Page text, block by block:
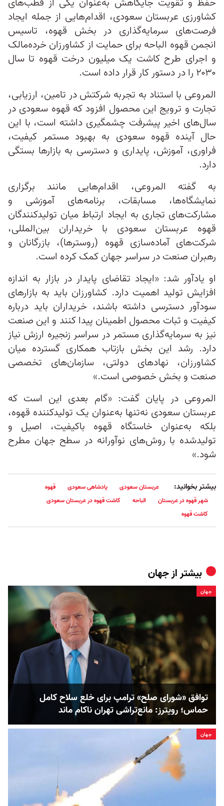
کشاورزی عربستان سعودی، اقدام‌هایی از جمله ایجاد
فرصت‌های سرمایه‌گذاری در بخش قهوه، تاسیس
انجمن قهوه الباحه برای حمایت از کشاورزان خرده‌مالک
و اجرای طرح کاشت یک میلیون درخت قهوه تا سال
۲۰۳۰ را در دستور کار قرار داده است.
المروعی با استناد به تجربه شرکتش در تامین، ارزیابی،
تجارت و ترویج این محصول افزود که قهوه سعودی در
سال‌های اخیر پیشرفت چشمگیری داشته است، با این
حال آینده قهوه سعودی به بهبود مستمر کیفیت،
فراوری، آموزش، پایداری و دسترسی به بازارها بستگی
دارد.
به گفته المروعی، اقدام‌هایی مانند برگزاری
نمایشگاه‌ها، مسابقات، برنامه‌های آموزشی و
مشارکت‌های تجاری به ایجاد ارتباط میان تولیدکنندگان
قهوه عربستان سعودی با خریداران بین‌المللی،
شرکت‌های آماده‌سازی قهوه (روسترها)، بازرگانان و
رهبران صنعت در سراسر جهان کمک کرده است.
او یادآور شد: «ایجاد تقاضای پایدار در بازار به اندازه
افزایش تولید اهمیت دارد. کشاورزان باید به بازارهای
سودآور دسترسی داشته باشند، خریداران باید درباره
کیفیت و ثبات محصول اطمینان پیدا کنند و این صنعت
نیز به سرمایه‌گذاری مستمر در سراسر زنجیره ارزش نیاز
دارد. رشد این بخش بازتاب همکاری گسترده میان
کشاورزان، نهادهای دولتی، سازمان‌های تخصصی
صنعت و بخش خصوصی است.»
المروعی در پایان گفت: «گام بعدی این است که
عربستان سعودی نه‌تنها به‌عنوان یک تولیدکننده قهوه،
بلکه به‌عنوان خاستگاه قهوه باکیفیت، اصیل و
تولیدشده با روش‌های نوآورانه در سطح جهان مطرح
شود.»
بیشتر بخوانید: عربستان سعودی پادشاهی سعودی
قهوه
شهر قهوه در عربستان
الباحه
کاشت قهوه در عربستان سعودی
کاشت قهوه
بیشتر ازجهان
جهان
توافق «شورای صلح» ترامپ برای خلع سلاح کامل
حماس؛ رویترز: مانع‌تراشی تهران ناکام ماند
جهان